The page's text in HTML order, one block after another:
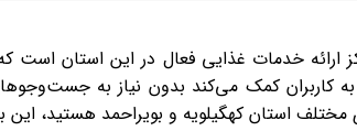
ارائه خدمات غذایی فعال در این استان
کاربران کمک می‌کند بدون نیاز به
مختلف استان کهگیلویه و بویراحمد